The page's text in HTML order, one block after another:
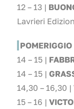
12 – 13 |
Lavrieri
POMERIGGIO
14 – 15 |
14 – 15 |
14,30 – 16,30 |
15 – 16 |